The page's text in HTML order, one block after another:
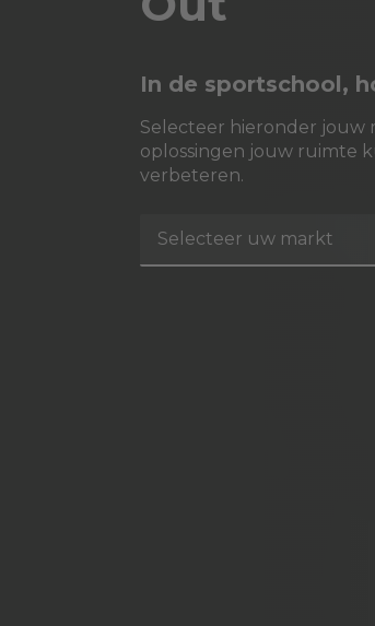
In de sportschool,
Selecteer hieronder jouw
oplossingen jouw ruimte
verbeteren.
Selecteer uw markt